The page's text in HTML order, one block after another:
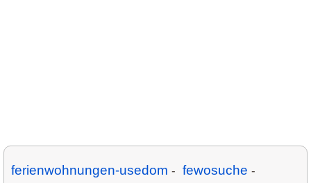
ferienwohnungen-usedom - fewosuche -